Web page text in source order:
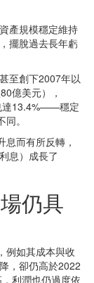
產規模穩定維持
擺脫過去長年虧
至創下2007年以
億美元），
達13.4%——穩定
。
而有所反轉，
息）成長了
仍具
例如其成本與收
，卻仍高於2022
利潤也仍過度依